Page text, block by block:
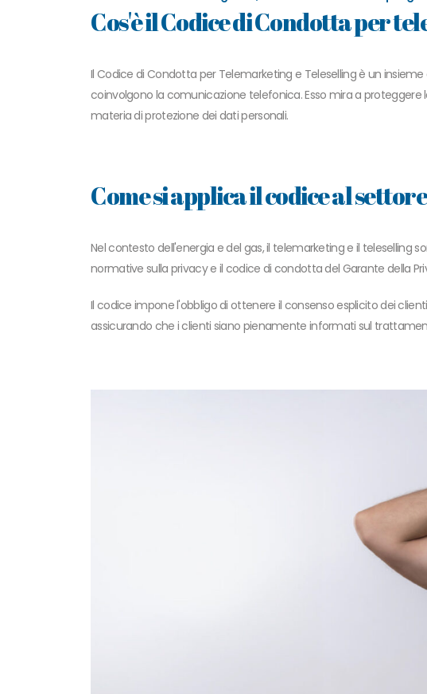
Cos'è il Codice di Condotta per
Il Codice di Condotta per Telemarketing e Teleselling è un
coinvolgono la comunicazione telefonica. Esso mira a
materia di protezione dei dati personali.
Come si applica il codice al
Nel contesto dell'energia e del gas, il telemarketing e il teleselling
normative sulla privacy e il codice di condotta del Garante della
Il codice impone l'obbligo di ottenere il consenso esplicito dei
assicurando che i clienti siano pienamente informati sul